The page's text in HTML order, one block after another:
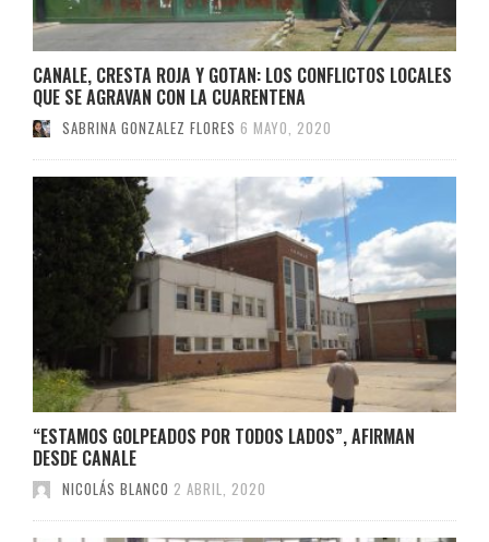
CANALE, CRESTA ROJA Y GOTAN: LOS CONFLICTOS LOCALES
QUE SE AGRAVAN CON LA CUARENTENA
SABRINA GONZALEZ FLORES 6 MAYO, 2020
“ESTAMOS GOLPEADOS POR TODOS LADOS”, AFIRMAN
DESDE CANALE
NICOLÁS BLANCO 2 ABRIL, 2020